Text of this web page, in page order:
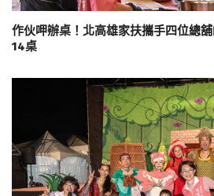
作伙呷辦桌！北高雄家扶攜手四位總
14桌